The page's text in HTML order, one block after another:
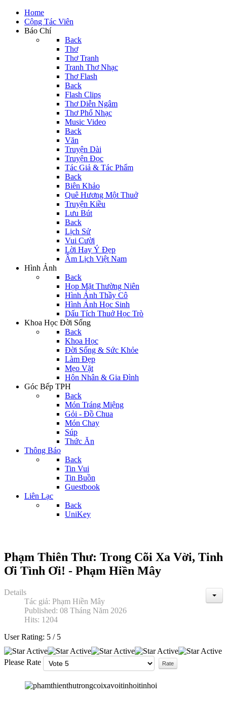
Home
Cộng Tác Viên
Báo Chí
Back
Thơ
Thơ Tranh
Tranh Thơ Nhạc
Thơ Flash
Back
Flash Clips
Thơ Diễn Ngâm
Thơ Phổ Nhạc
Music Video
Back
Văn
Truyện Dài
Truyện Đọc
Tác Giả & Tác Phẩm
Back
Biên Khảo
Quê Hương Một Thuở
Truyện Kiều
Lưu Bút
Back
Lịch Sử
Vui Cười
Lời Hay Ý Đẹp
Âm Lịch Việt Nam
Hình Ảnh
Back
Họp Mặt Thường Niên
Hình Ảnh Thầy Cô
Hình Ảnh Học Sinh
Dấu Tích Thuở Học Trò
Khoa Học Đời Sống
Back
Khoa Học
Đời Sống & Sức Khỏe
Làm Đẹp
Mẹo Vặt
Hôn Nhân & Gia Đình
Góc Bếp TPH
Back
Món Tráng Miệng
Gỏi - Đồ Chua
Món Chay
Súp
Thức Ăn
Thông Báo
Back
Tin Vui
Tin Buồn
Guestbook
Liên Lạc
Back
UniKey
Phạm Thiên Thư: Trong Cõi Xa Vời, Tinh
Ơi Tình Ơi! - Phạm Hiền Mây
Details
Tác giả: Phạm Hiền Mây
Published: 08 Tháng Năm 2026
Hits: 1204
User Rating: 5 / 5
Please Rate